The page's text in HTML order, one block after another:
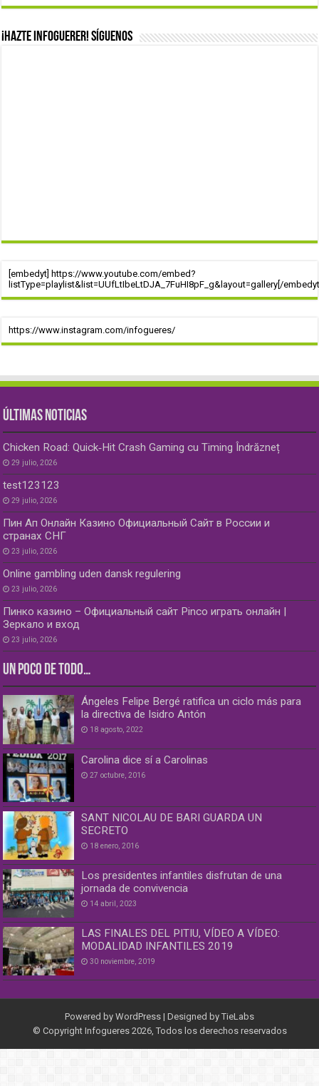
¡Hazte infoguerer! Síguenos
[embedyt] https://www.youtube.com/embed?
listType=playlist&list=UUfLtIbeLtDJA_7FuHI8pF_g&layout=gallery[/
https://www.instagram.com/infogueres/
ÚLTIMAS NOTICIAS
Chicken Road: Quick‑Hit Crash Gaming cu Timing Îndrăzneț
29 julio, 2026
test123123
29 julio, 2026
Пин Ап Онлайн Казино Официальный Сайт в России и
странах СНГ
23 julio, 2026
Online gambling uden dansk regulering
23 julio, 2026
Пинко казино – Официальный сайт Pinco играть онлайн |
Зеркало и вход
23 julio, 2026
UN POCO DE TODO…
Ángeles Felipe Bergé ratifica un ciclo más para
la directiva de Isidro Antón
18 agosto, 2022
Carolina dice sí a Carolinas
27 octubre, 2016
SANT NICOLAU DE BARI GUARDA UN
SECRETO
18 enero, 2016
Los presidentes infantiles disfrutan de una
jornada de convivencia
14 abril, 2023
LAS FINALES DEL PITIU, VÍDEO A VÍDEO:
MODALIDAD INFANTILES 2019
30 noviembre, 2019
Powered by WordPress | Designed by TieLabs
© Copyright Infogueres 2026, Todos los derechos reservados